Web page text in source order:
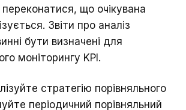
що очікувана
Звіти про аналіз
бути визначені для
моніторингу KPI.
стратегію порівняльного
періодичний порівняльний